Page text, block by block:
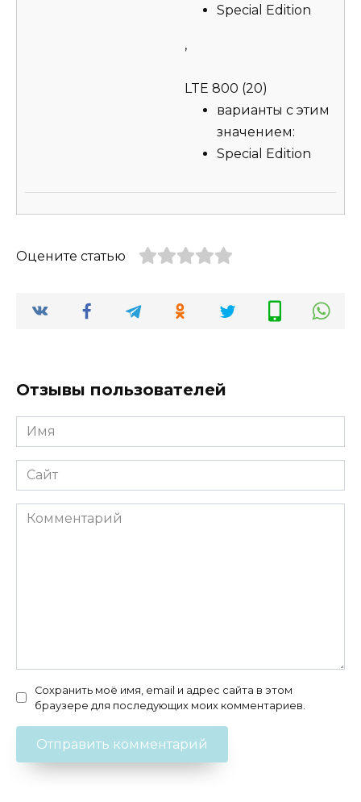
Special Edition
,
LTE 800 (20)
варианты с этим
значением:
Special Edition
Оцените статью
Отзывы пользователей
Имя
*
Сайт
Комментарий
Сохранить моё имя, email и адрес сайта в этом
браузере для последующих моих комментариев.